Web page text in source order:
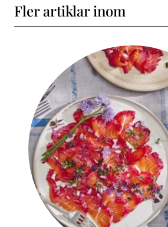
Fler artiklar inom